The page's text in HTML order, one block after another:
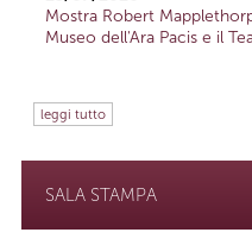
Mostra Robert
Museo dell'Ara Pacis e il
leggi tutto
SALA STAMPA